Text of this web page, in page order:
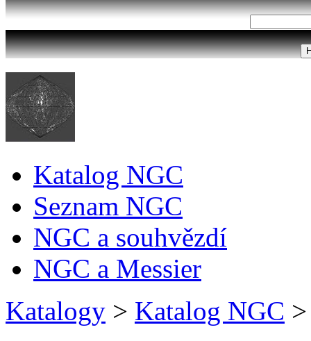
Katalog NGC
Seznam NGC
NGC a souhvězdí
NGC a Messier
Katalogy > Katalog NGC >